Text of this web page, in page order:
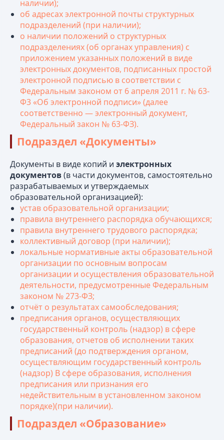
наличии);
об адресах электронной почты структурных
подразделений (при наличии);
о наличии положений о структурных
подразделениях (об органах управления) с
приложением указанных положений в виде
электронных документов, подписанных простой
электронной подписью в соответствии с
Федеральным законом от 6 апреля 2011 г. № 63-
Ф3 «Об электронной подписи» (далее
соответственно — электронный документ,
Федеральный закон № 63-ФЗ).
Подраздел «Документы»
Документы в виде копий и электронных
документов(в части документов, самостоятельно
разрабатываемых и утверждаемых
образовательной организацией):
устав образовательной организации;
правила внутреннего распорядка обучающихся;
правила внутреннего трудового распорядка;
коллективный договор (при наличии);
локальные нормативные акты образовательной
организации по основным вопросам
организации и осуществления образовательной
деятельности, предусмотренные Федеральным
законом № 273-ФЗ;
отчёт о результатах самообследования;
предписания органов, осуществляющих
государственный контроль (надзор) в сфере
образования, отчетов об исполнении таких
предписаний (до подтверждения органом,
осуществляющим государственный контроль
(надзор) B сфере образования, исполнения
предписания или признания его
недействительным в установленном законом
порядке)(при наличии).
Подраздел «Образование»